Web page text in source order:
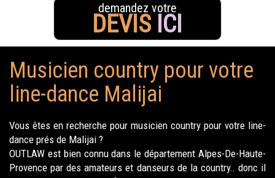
demandez votre
DEVIS ICI
Musicien country pour votre
line-dance Malijai
Vous êtes en recherche pour musicien country pour votre line-
dance prés de Malijai ?
OUTLAW est bien connu dans le département Alpes-De-Haute-
Provence par des amateurs et danseurs de la country.. donc il